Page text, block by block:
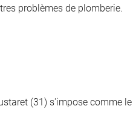
problèmes de plomberie.
(31) s'impose comme